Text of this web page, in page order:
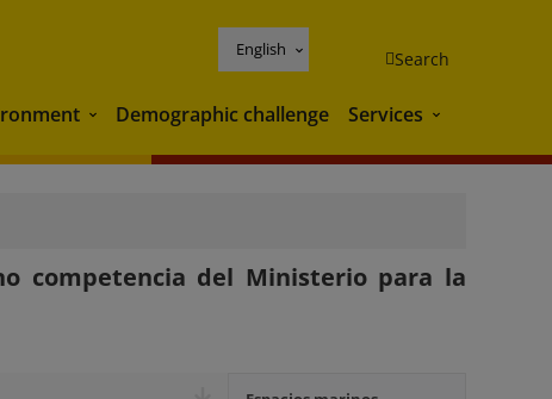
English Search
Environment
Demographic challenge Services Services
competencia del Ministerio para la